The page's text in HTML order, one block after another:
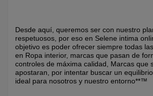
Desde aquí, queremos ser con nuestro
respetuosos, por eso en Selene intima
objetivo es poder ofrecer siempre todas
en Ropa interior, marcas que pasan de
controles de máxima calidad, Marcas que
apostaran, por intentar buscar un
ideal para nosotros y nuestro entorno**™